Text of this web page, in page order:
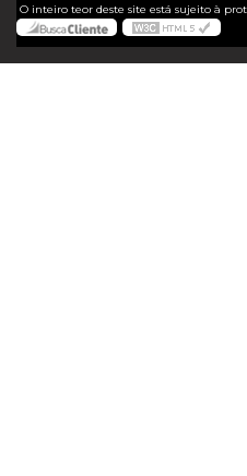
O inteiro teor deste site está sujeito à